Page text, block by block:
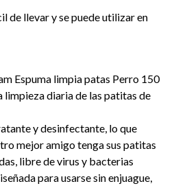
de llevar y se puede utilizar en
Espuma limpia patas Perro 150
limpieza diaria de las patitas de
y desinfectante, lo que
mejor amigo tenga sus patitas
libre de virus y bacterias
para usarse sin enjuague,